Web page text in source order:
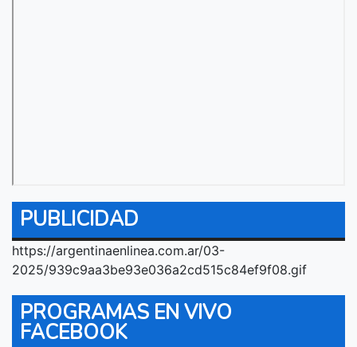
PUBLICIDAD
https://argentinaenlinea.com.ar/03-
2025/939c9aa3be93e036a2cd515c84ef9f08.gif
PROGRAMAS EN VIVO
FACEBOOK